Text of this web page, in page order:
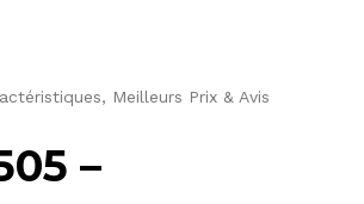
Meilleurs Prix & Avis
–